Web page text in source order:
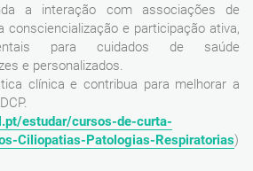
a interação com associações de
consciencialização e participação ativa,
para cuidados de saúde
e personalizados.
clínica e contribua para melhorar a
estudar/cursos-de-curta-
Ciliopatias-Patologias-Respiratorias)